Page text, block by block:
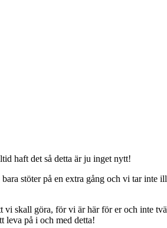
haft det så detta är ju inget nytt!
stöter på en extra gång och vi tar inte
vi skall göra, för vi är här för er och inte
leva på i och med detta!